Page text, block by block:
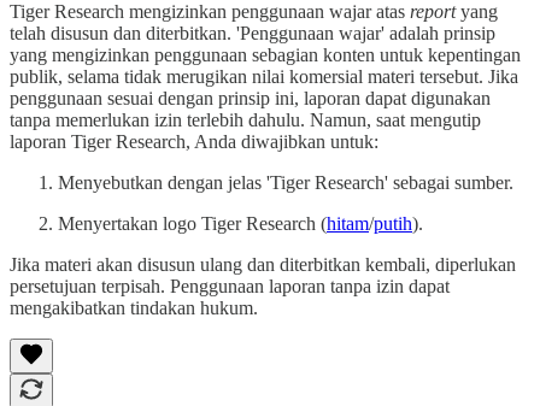
Tiger Research mengizinkan penggunaan wajar atas reportyang
telah disusun dan diterbitkan. 'Penggunaan wajar' adalah prinsip
yang mengizinkan penggunaan sebagian konten untuk kepentingan
publik, selama tidak merugikan nilai komersial materi tersebut. Jika
penggunaan sesuai dengan prinsip ini, laporan dapat digunakan
tanpa memerlukan izin terlebih dahulu. Namun, saat mengutip
laporan Tiger Research, Anda diwajibkan untuk:
Menyebutkan dengan jelas 'Tiger Research' sebagai sumber.
Menyertakan logo Tiger Research (hitam/putih).
Jika materi akan disusun ulang dan diterbitkan kembali, diperlukan
persetujuan terpisah. Penggunaan laporan tanpa izin dapat
mengakibatkan tindakan hukum.